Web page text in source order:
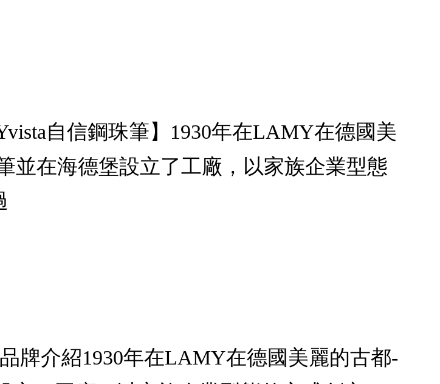
自信鋼珠筆】1930年在LAMY在德國美
並在海德堡設立了工廠，以家族企業型態
牌介紹1930年在LAMY在德國美麗的古都-